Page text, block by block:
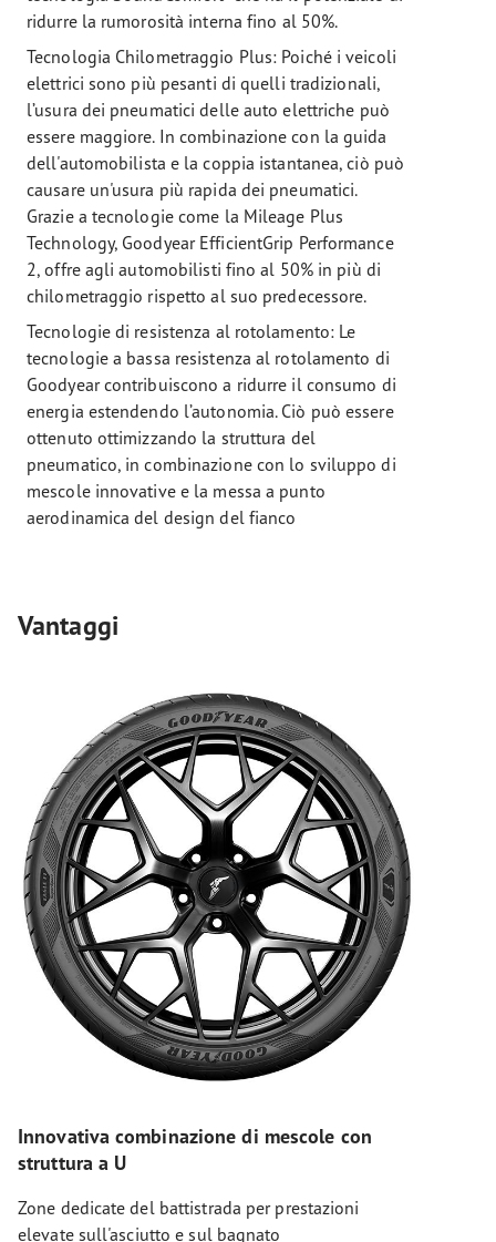
ridurre la rumorosità interna fino al 50%.
Tecnologia Chilometraggio Plus: Poiché i veicoli
elettrici sono più pesanti di quelli tradizionali,
l’usura dei pneumatici delle auto elettriche può
essere maggiore. In combinazione con la guida
dell'automobilista e la coppia istantanea, ciò può
causare un'usura più rapida dei pneumatici.
Grazie a tecnologie come la Mileage Plus
Technology, Goodyear EfficientGrip Performance
2, offre agli automobilisti fino al 50% in più di
chilometraggio rispetto al suo predecessore.
Tecnologie di resistenza al rotolamento: Le
tecnologie a bassa resistenza al rotolamento di
Goodyear contribuiscono a ridurre il consumo di
energia estendendo l’autonomia. Ciò può essere
ottenuto ottimizzando la struttura del
pneumatico, in combinazione con lo sviluppo di
mescole innovative e la messa a punto
aerodinamica del design del fianco
Vantaggi
Innovativa combinazione di mescole con
struttura a U
Zone dedicate del battistrada per prestazioni
elevate sull'asciutto e sul bagnato